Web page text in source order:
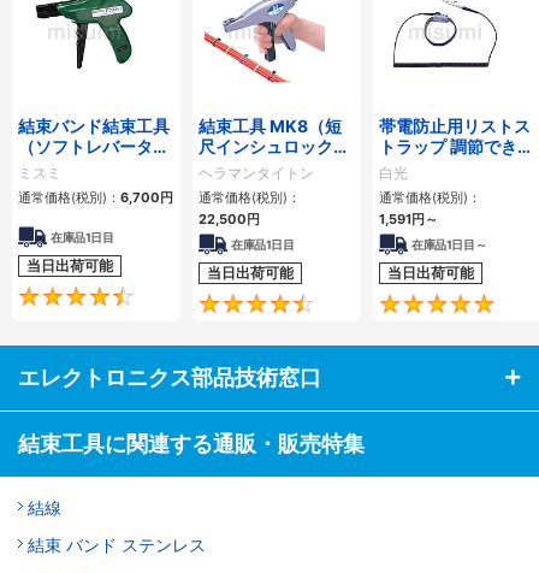
結束バンド結束工具
（ソフトレバータイ
プ）
ミスミ
通常価格(税別)： 6,700円
在庫品1日目
当日出荷可能
4.7
結束工具 MK8（短
尺インシュロック用
／ダブルアクション
工具）
ヘラマンタイトン
通常価格(税別)：
22,500円
在庫品1日目
当日出荷可能
4.7
帯電防止用リストス
トラップ 調節できる
バンドタイプ 442B
白光
通常価格(税別)：
1,591円～
在庫品1日目～
当日出荷可能
エレクトロニクス部品技術窓口
結束工具に関連する通販・販売特集
結線
結束 バンド ステンレス